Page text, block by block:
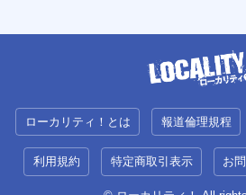
ローカリティ！とは 報道倫理規程
利用規約 特定商取引表示 お